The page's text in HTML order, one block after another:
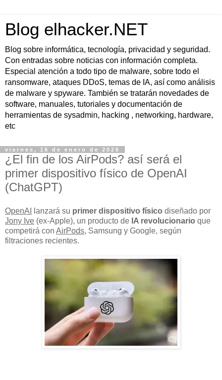
Blog elhacker.NET
Blog sobre informática, tecnología, privacidad y seguridad.
Con entradas sobre noticias con información completa.
Especial atención a todo tipo de malware, sobre todo el
ransomware, ataques DDoS, temas de IA, así como análisis
de malware y spyware. También se tratarán novedades de
software, manuales, tutoriales y documentación de
herramientas de sysadmin, hacking , networking, hardware,
etc
viernes, 16 de enero de 2026
¿El fin de los AirPods? así será el
primer dispositivo físico de OpenAI
(ChatGPT)
OpenAI lanzará su primer dispositivo físico diseñado por
Jony Ive (ex-Apple), un producto de IA revolucionario que
competirá con AirPods, Samsung y Google, según
filtraciones recientes.